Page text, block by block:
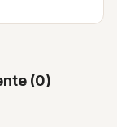
(0)